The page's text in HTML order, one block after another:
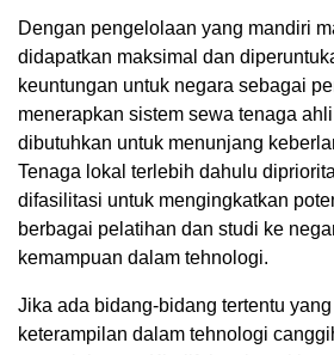
Dengan pengelolaan yang mandiri
didapatkan maksimal dan
keuntungan untuk negara sebagai
menerapkan sistem sewa tenaga
dibutuhkan untuk menunjang
Tenaga lokal terlebih dahulu
difasilitasi untuk mengingkatkan
berbagai pelatihan dan studi ke
kemampuan dalam tehnologi.
Jika ada bidang-bidang tertentu
keterampilan dalam tehnologi